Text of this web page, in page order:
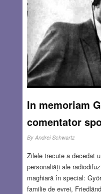
seninătatea ei născută în
barbaria unui tratament
Acum se odihnește în
a evreilor din Brașov,
cimitir singura din
morminte sunt risipite în
deloc.
Read more…
In memoriam
comentator
By Andrei Schwartz
Zilele trecute a decedat
personaliăți ale
maghiară în special:
familie de evrei,